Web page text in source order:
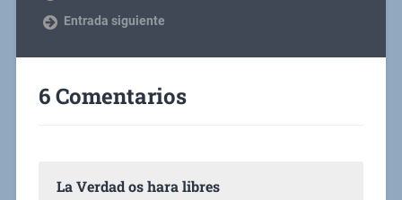
Entrada siguiente
6 Comentarios
La Verdad os hara libres